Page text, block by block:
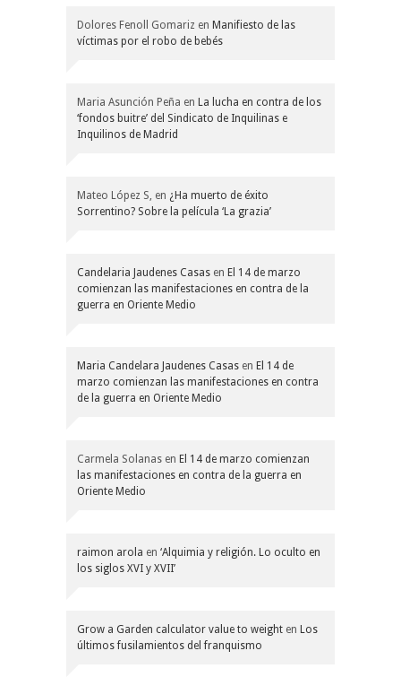
Dolores Fenoll Gomariz en Manifiesto de las
víctimas por el robo de bebés
Maria Asunción Peña en La lucha en contra de los
‘fondos buitre’ del Sindicato de Inquilinas e
Inquilinos de Madrid
Mateo López S, en ¿Ha muerto de éxito
Sorrentino? Sobre la película ‘La grazia’
Candelaria Jaudenes Casas en El 14 de marzo
comienzan las manifestaciones en contra de la
guerra en Oriente Medio
Maria Candelara Jaudenes Casas en El 14 de
marzo comienzan las manifestaciones en contra
de la guerra en Oriente Medio
Carmela Solanas en El 14 de marzo comienzan
las manifestaciones en contra de la guerra en
Oriente Medio
raimon arola en ‘Alquimia y religión. Lo oculto en
los siglos XVI y XVII’
Grow a Garden calculator value to weight en Los
últimos fusilamientos del franquismo